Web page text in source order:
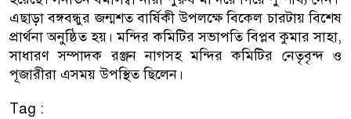
এছাড়া বঙ্গবন্ধুর জন্মশত বার্ষিকী উপলক্ষে বিকেল চারটায় বিশেষ
প্রার্থনা অনুষ্ঠিত হয়। মন্দির কমিটির সভাপতি বিপ্লব কুমার সাহা,
সাধারণ সম্পাদক রঞ্জন নাগসহ মন্দির কমিটির নেতৃবৃন্দ ও
পূজারীরা এসময় উপস্থিত ছিলেন।
Tag :